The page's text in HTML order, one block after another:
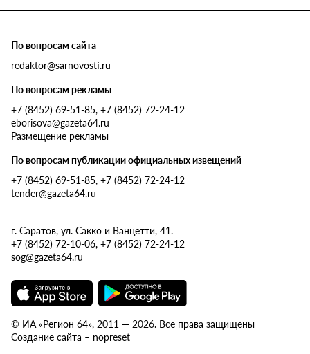
По вопросам сайта
redaktor@sarnovosti.ru
По вопросам рекламы
+7 (8452) 69-51-85, +7 (8452) 72-24-12
eborisova@gazeta64.ru
Размещение рекламы
По вопросам публикации официальных извещений
+7 (8452) 69-51-85, +7 (8452) 72-24-12
tender@gazeta64.ru
г. Саратов, ул. Сакко и Ванцетти, 41.
+7 (8452) 72-10-06, +7 (8452) 72-24-12
sog@gazeta64.ru
© ИА «Регион 64», 2011 — 2026. Все права защищены
Создание сайта – nopreset